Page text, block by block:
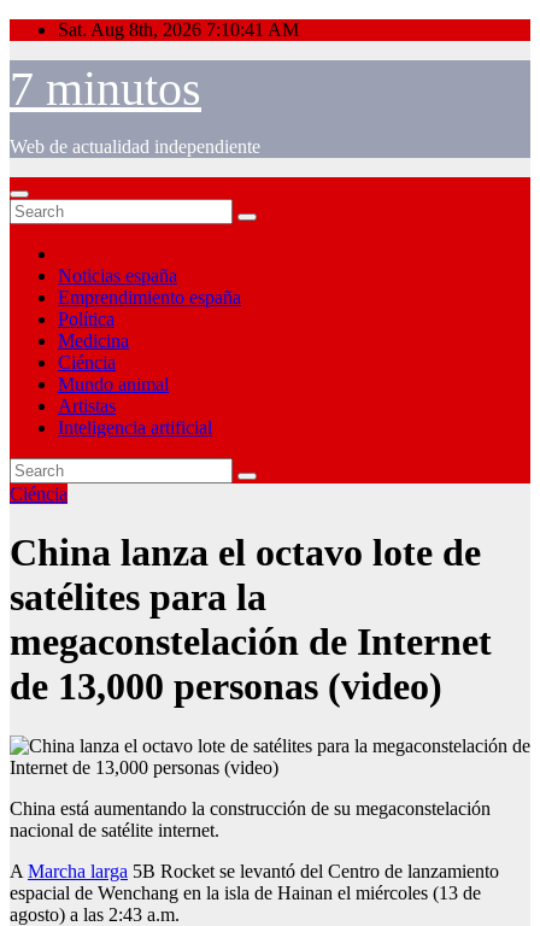
Skip
content
Sat. Aug 8th, 2026 7:10:41 AM
7 minutos
Web de actualidad independiente
Noticias españa
Emprendimiento españa
Política
Medicina
Ciéncia
Mundo animal
Artistas
Inteligencia artificial
Ciéncia
China lanza el octavo lote de
satélites para la
megaconstelación de Internet
de 13,000 personas (video)
China está aumentando la construcción de su megaconstelación
nacional de satélite internet.
A Marcha larga 5B Rocket se levantó del Centro de lanzamiento
espacial de Wenchang en la isla de Hainan el miércoles (13 de
agosto) a las 2:43 a.m.